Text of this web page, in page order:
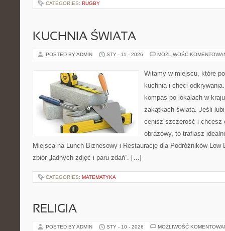
CATEGORIES: RUGBY
KUCHNIA ŚWIATA
POSTED BY ADMIN STY - 11 - 2026 MOŻLIWOŚĆ
Witamy w miejscu, które
kuchnią i chęci
kompas po lokalach w
zakątkach świata. Jeśli
cenisz szczerość i chcesz
obrazowy, to trafiasz
Miejsca na Lunch Biznesowy i Restauracje dla Podróżników Low
zbiór „ładnych zdjęć i paru zdań”. […]
CATEGORIES: MATEMATYKA
RELIGIA
POSTED BY ADMIN STY - 10 - 2026 MOŻLIWOŚĆ